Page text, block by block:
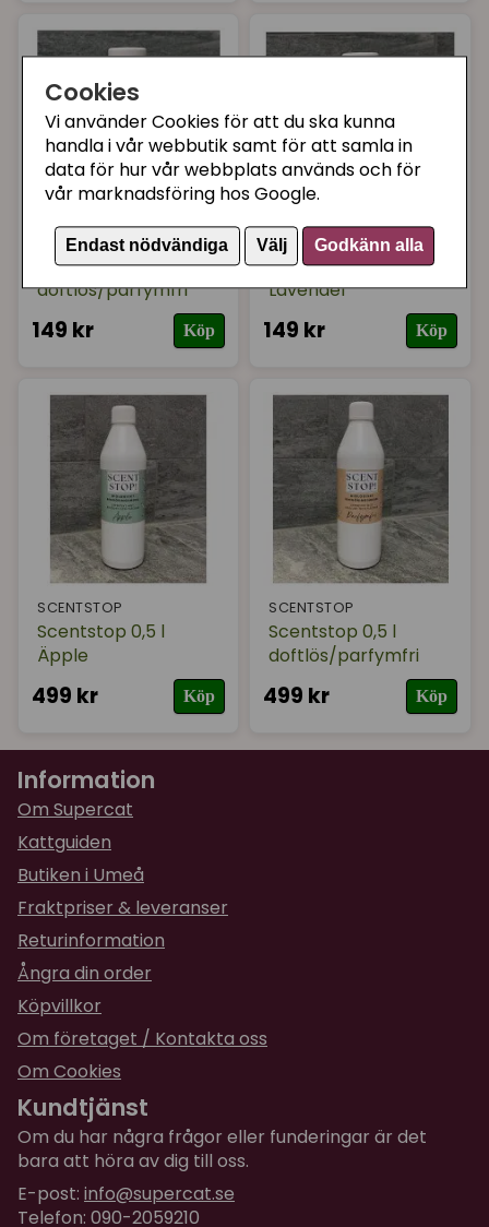
Cookies
Vi använder Cookies för att du ska kunna
handla i vår webbutik samt för att samla in
data för hur vår webbplats används och för
vår marknadsföring hos Google.
Endast nödvändiga Välj Godkänn alla
SCENTSTOP
Scentstop 100 ml
doftlös/parfymfri
149 kr Köp
SCENTSTOP
Scentstop 100 ml
Lavendel
149 kr Köp
SCENTSTOP
Scentstop 0,5 l
Äpple
499 kr Köp
SCENTSTOP
Scentstop 0,5 l
doftlös/parfymfri
499 kr Köp
Information
Om Supercat
Kattguiden
Butiken i Umeå
Fraktpriser & leveranser
Returinformation
Ångra din order
Köpvillkor
Om företaget / Kontakta oss
Om Cookies
Kundtjänst
Om du har några frågor eller funderingar är det
bara att höra av dig till oss.
E-post: info@supercat.se
Telefon: 090-2059210